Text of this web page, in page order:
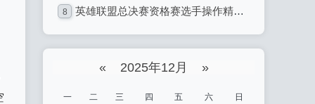
8 英雄联盟总决赛资格赛选手操作精准无误：电竞巅峰的精准艺术
« 2025年12月 »
一 二 三 四 五 六 日